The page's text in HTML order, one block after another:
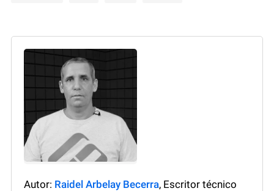
Autor: Raidel Arbelay Becerra, Escritor técnico